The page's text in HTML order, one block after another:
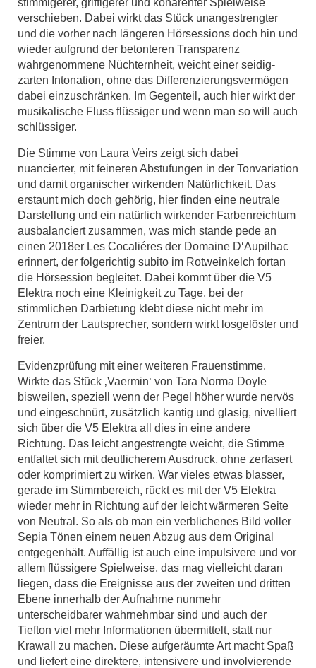
stimmigerer, griffigerer und kohärenter Spielweise
verschieben. Dabei wirkt das Stück unangestrengter
und die vorher nach längeren Hörsessions doch hin und
wieder aufgrund der betonteren Transparenz
wahrgenommene Nüchternheit, weicht einer seidig-
zarten Intonation, ohne das Differenzierungsvermögen
dabei einzuschränken. Im Gegenteil, auch hier wirkt der
musikalische Fluss flüssiger und wenn man so will auch
schlüssiger.
Die Stimme von Laura Veirs zeigt sich dabei
nuancierter, mit feineren Abstufungen in der Tonvariation
und damit organischer wirkenden Natürlichkeit. Das
erstaunt mich doch gehörig, hier finden eine neutrale
Darstellung und ein natürlich wirkender Farbenreichtum
ausbalanciert zusammen, was mich stande pede an
einen 2018er Les Cocaliéres der Domaine D‘Aupilhac
erinnert, der folgerichtig subito im Rotweinkelch fortan
die Hörsession begleitet. Dabei kommt über die V5
Elektra noch eine Kleinigkeit zu Tage, bei der
stimmlichen Darbietung klebt diese nicht mehr im
Zentrum der Lautsprecher, sondern wirkt losgelöster und
freier.
Evidenzprüfung mit einer weiteren Frauenstimme.
Wirkte das Stück ‚Vaermin‘ von Tara Norma Doyle
bisweilen, speziell wenn der Pegel höher wurde nervös
und eingeschnürt, zusätzlich kantig und glasig, nivelliert
sich über die V5 Elektra all dies in eine andere
Richtung. Das leicht angestrengte weicht, die Stimme
entfaltet sich mit deutlicherem Ausdruck, ohne zerfasert
oder komprimiert zu wirken. War vieles etwas blasser,
gerade im Stimmbereich, rückt es mit der V5 Elektra
wieder mehr in Richtung auf der leicht wärmeren Seite
von Neutral. So als ob man ein verblichenes Bild voller
Sepia Tönen einem neuen Abzug aus dem Original
entgegenhält. Auffällig ist auch eine impulsivere und vor
allem flüssigere Spielweise, das mag vielleicht daran
liegen, dass die Ereignisse aus der zweiten und dritten
Ebene innerhalb der Aufnahme nunmehr
unterscheidbarer wahrnehmbar sind und auch der
Tiefton viel mehr Informationen übermittelt, statt nur
Krawall zu machen. Diese aufgeräumte Art macht Spaß
und liefert eine direktere, intensivere und involvierende